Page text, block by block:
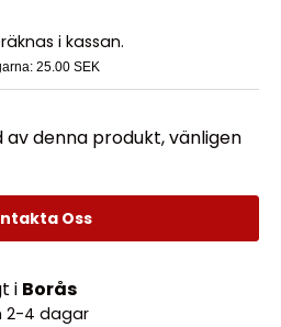
i kassan.
25.00 SEK
denna produkt, vänligen
Oss
i Borås
2-4 dagar